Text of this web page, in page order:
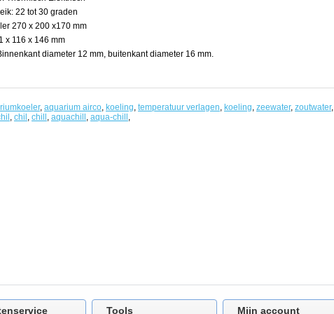
22 tot 30 graden
270 x 200 x170 mm
x 116 x 146 mm
diameter 12 mm, buitenkant diameter 16 mm.
, aquarium airco, koeling, temperatuur verlagen, koeling, zeewater, zoutwater,
, chil , chill , aquachill , aqua-chill ,
Tools Mijn account